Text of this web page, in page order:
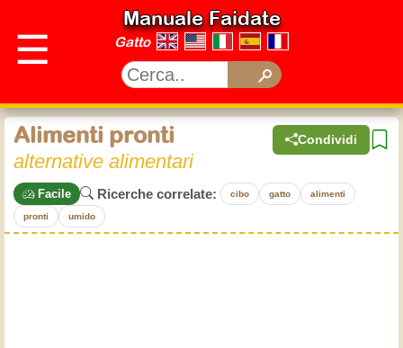
☰
Manuale Faidate
Gatto
Condividi
Alimenti pronti
alternative alimentari
Facile Ricerche correlate: cibo gatto alimenti
pronti umido